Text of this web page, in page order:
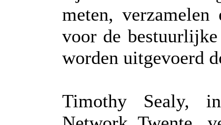
meten,
voor de
worden uitgevoerd
Timothy Sealy,